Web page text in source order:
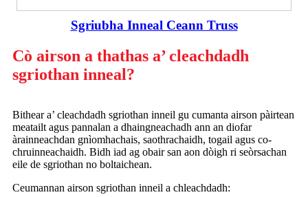
Sgriubha Inneal Ceann Truss
Cò airson a thathas a’ cleachdadh
sgriothan inneal?
Bithear a’ cleachdadh sgriothan inneil gu cumanta airson pàirtean
meatailt agus pannalan a dhaingneachadh ann an diofar
àrainneachdan gnìomhachais, saothrachaidh, togail agus co-
chruinneachaidh. Bidh iad ag obair san aon dòigh ri seòrsachan
eile de sgriothan no boltaichean.
Ceumannan airson sgriothan inneil a chleachdadh: